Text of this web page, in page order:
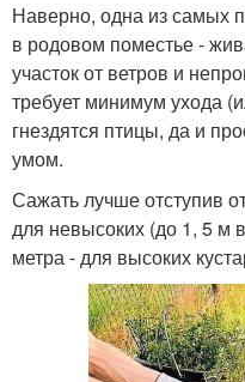
Наверно, одна из самых
в родовом поместье -
участок от ветров и
требует минимум ухода
гнездятся птицы, да и
умом.
Сажать лучше отступив
для невысоких (до 1, 5 м
метра - для высоких